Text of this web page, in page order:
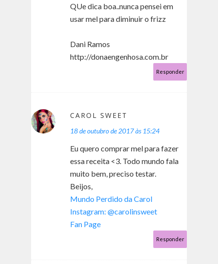
QUe dica boa..nunca pensei em
usar mel para diminuir o frizz
Dani Ramos
http://donaengenhosa.com.br
Responder
CAROL SWEET
18 de outubro de 2017 às 15:24
Eu quero comprar mel para fazer
essa receita <3. Todo mundo fala
muito bem, preciso testar.
Beijos,
Mundo Perdido da Carol
Instagram: @carolinsweet
Fan Page
Responder